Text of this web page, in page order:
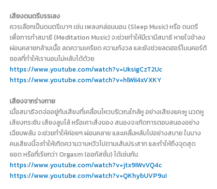
เสียงดนตรีบรรเลง
ควรเลือกเป็นดนตรีเบาๆ เช่น เพลงกล่อมนอน (Sleep Music) หรือ ดนตรี
เพื่อการทำสมาธิ (Meditation Music) จะช่วยทำให้มีเรามีสมาธิ หายใจช้าลง
ผ่อนคลายกล้ามเนื้อ ลดความเครียด ความกังวล และยังช่วยลดฮอร์โมนคอร์ติ
ซอลที่ทำให้เรานอนไม่หลับได้ด้วย
https://www.youtube.com/watch?v=UksigCzT2Uc
https://www.youtube.com/watch?v=hlWiI4xVXKY
เสียงจากร่างกาย
เมื่อสมาธิจดจ่ออยู่กับเสียงที่เคลื่อนไหวบริเวณใกล้หู อย่างเสียงแคะหู นวดหู
เสียงกระซิบ เสียงลูบไล้ หรือเคาะสิ่งของ สมองจะเกิดการตอบสนองอย่าง
เฉียบพลัน จะช่วยทำให้ค่อยๆ ผ่อนคลาย และเคลิ้มหลับไปอย่างสบาย ในบาง
คนเสียงนี้จะทำให้เกิดความวาบหวิวไปตามเส้นประสาท และทำให้ถึงจุดสุด
ยอด หรือที่เรียกว่า Orgasm (ออกัสซั่ม) ได้เช่นกัน
https://www.youtube.com/watch?v=jtx9IWvVQ4c
https://www.youtube.com/watch?v=QKhybUVP9uI